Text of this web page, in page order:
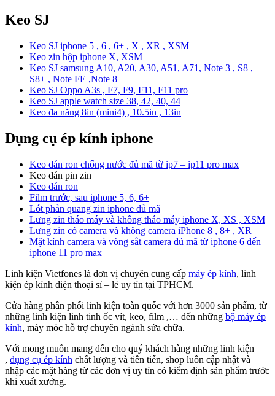
Keo SJ
Keo SJ iphone 5 , 6 , 6+ , X , XR , XSM
Keo zin hộp iphone X, XSM
Keo SJ samsung A10, A20, A30, A51, A71, Note 3 , S8 ,
S8+ , Note FE ,Note 8
Keo SJ Oppo A3s , F7, F9, F11, F11 pro
Keo SJ apple watch size 38, 42, 40, 44
Keo đa năng 8in (mini4) , 10.5in , 13in
Dụng cụ ép kính iphone
Keo dán ron chống nước đủ mã từ ip7 – ip11 pro max
Keo dán pin zin
Keo dán ron
Film trước, sau iphone 5, 6, 6+
Lót phản quang zin iphone đủ mã
Lưng zin tháo máy và không tháo máy iphone X, XS , XSM
Lưng zin có camera và không camera iPhone 8 , 8+ , XR
Mặt kính camera và vòng sắt camera đủ mã từ iphone 6 đến
iphone 11 pro max
Linh kiện Vietfones là đơn vị chuyên cung cấp máy ép kính, linh
kiện ép kính điện thoại sỉ – lẻ uy tín tại TPHCM.
Cửa hàng phân phối linh kiện toàn quốc với hơn 3000 sản phẩm, từ
những linh kiện linh tinh ốc vít, keo, film ,… đến những bộ máy ép
kính, máy móc hỗ trợ chuyên ngành sửa chữa.
Với mong muốn mang đến cho quý khách hàng những linh kiện
, dụng cụ ép kính chất lượng và tiên tiến, shop luôn cập nhật và
nhập các mặt hàng từ các đơn vị uy tín có kiểm định sản phẩm trước
khi xuất xưởng.